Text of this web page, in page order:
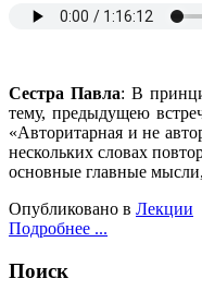
Сестра Павла: В
тему, предыдущею
«Авторитарная и не
нескольких словах
основные главные
Опубликовано в Лекции
Подробнее ...
Поиск